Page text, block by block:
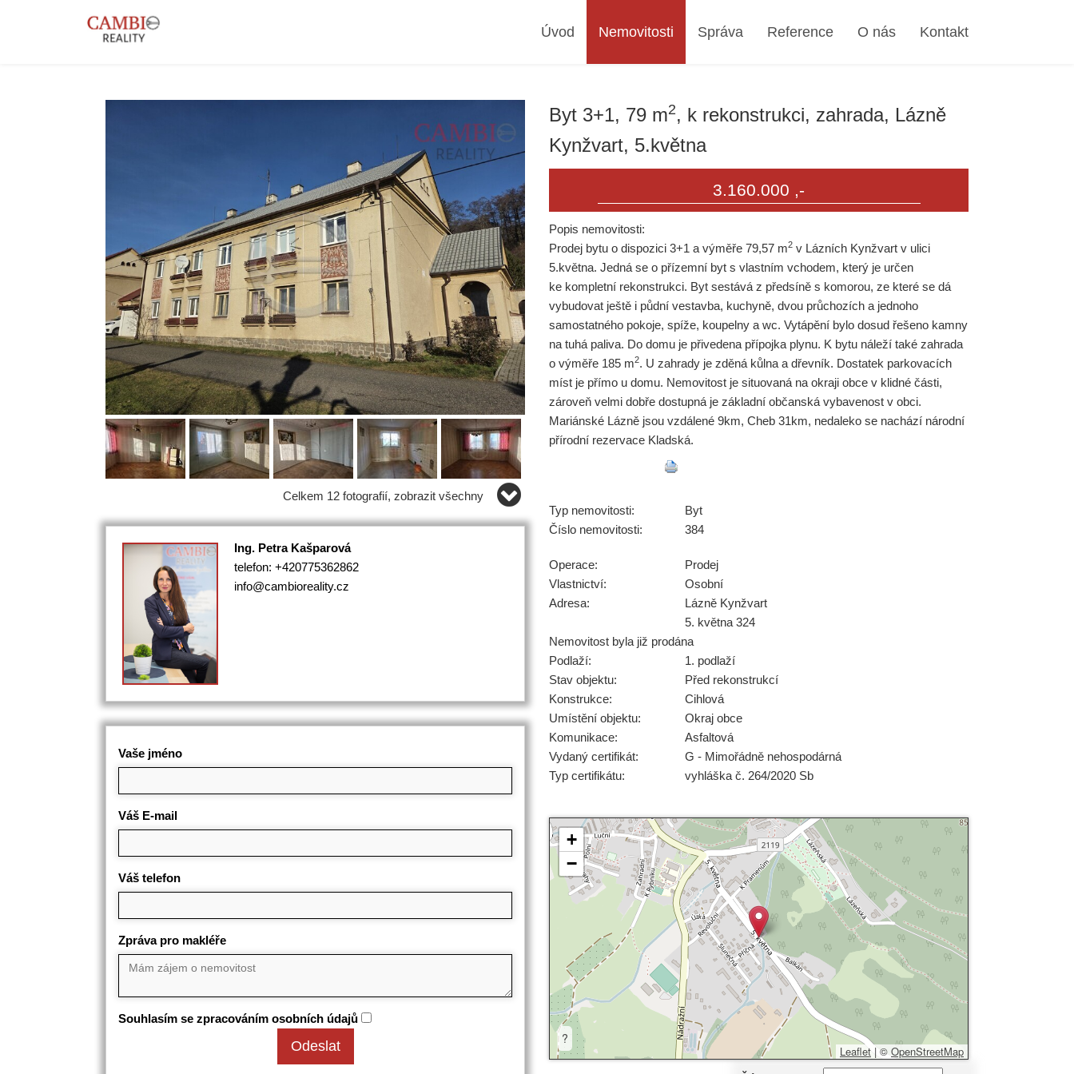
Úvod Nemovitosti Správa Reference O nás Kontakt
Celkem 12 fotografií, zobrazit všechny
Ing. Petra Kašparová
telefon: +420775362862
info@cambioreality.cz
Vaše jméno
Váš E-mail
Váš telefon
Zpráva pro makléře
Souhlasím se zpracováním osobních údajů
Byt 3+1, 79 m2, k rekonstrukci, zahrada, Lázně
Kynžvart, 5.května
3.160.000 ,-
Popis nemovitosti:
Prodej bytu o dispozici 3+1 a výměře 79,57 m2 v Lázních Kynžvart v ulici
5.května. Jedná se o přízemní byt s vlastním vchodem, který je určen
ke kompletní rekonstrukci. Byt sestává z předsíně s komorou, ze které se dá
vybudovat ještě i půdní vestavba, kuchyně, dvou průchozích a jednoho
samostatného pokoje, spíže, koupelny a wc. Vytápění bylo dosud řešeno kamny
na tuhá paliva. Do domu je přivedena přípojka plynu. K bytu náleží také zahrada
o výměře 185 m2. U zahrady je zděná kůlna a dřevník. Dostatek parkovacích
míst je přímo u domu. Nemovitost je situovaná na okraji obce v klidné části,
zároveň velmi dobře dostupná je základní občanská vybavenost v obci.
Mariánské Lázně jsou vzdálené 9km, Cheb 31km, nedaleko se nachází národní
přírodní rezervace Kladská.
Typ nemovitosti:
Byt
Číslo nemovitosti:
384
Operace:
Prodej
Vlastnictví:
Osobní
Adresa:
Lázně Kynžvart
5. května 324
Nemovitost byla již prodána
Podlaží:
1. podlaží
Stav objektu:
Před rekonstrukcí
Konstrukce:
Cihlová
Umístění objektu:
Okraj obce
Komunikace:
Asfaltová
Vydaný certifikát:
G - Mimořádně nehospodárná
Typ certifikátu:
vyhláška č. 264/2020 Sb
+
−
?
Leaflet | © OpenStreetMap